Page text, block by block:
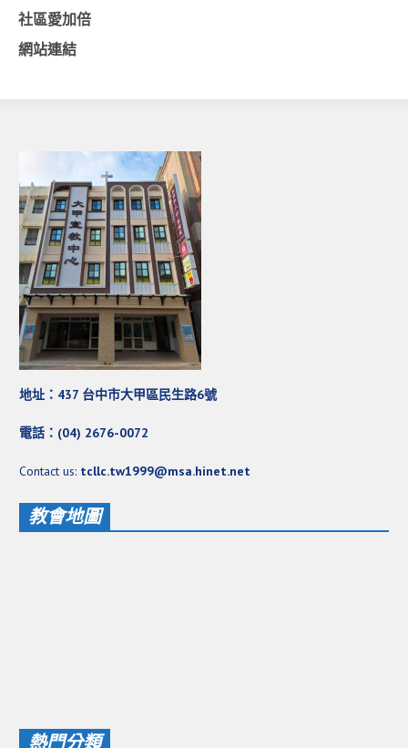
豐盛國際事工 – AIM
社區愛加倍
網站連結
地址：437 台中市大甲區民生路6號
電話：(04) 2676-0072
Contact us: tcllc.tw1999@msa.hinet.net
教會地圖
熱門分類